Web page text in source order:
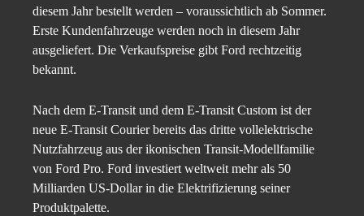
diesem Jahr bestellt werden – voraussichtlich ab Sommer.
Erste Kundenfahrzeuge werden noch in diesem Jahr
ausgeliefert. Die Verkaufspreise gibt Ford rechtzeitig
bekannt.
Nach dem E-Transit und dem E-Transit Custom ist der
neue E-Transit Courier bereits das dritte vollelektrische
Nutzfahrzeug aus der ikonischen Transit-Modellfamilie
von Ford Pro. Ford investiert weltweit mehr als 50
Milliarden US-Dollar in die Elektrifizierung seiner
Produktpalette.